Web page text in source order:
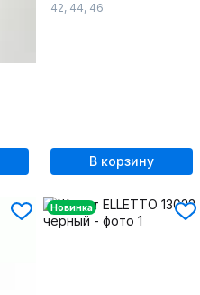
42, 44, 46
В корзину
Новинка